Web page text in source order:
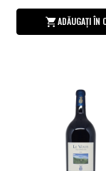
ADĂUGAȚI ÎN